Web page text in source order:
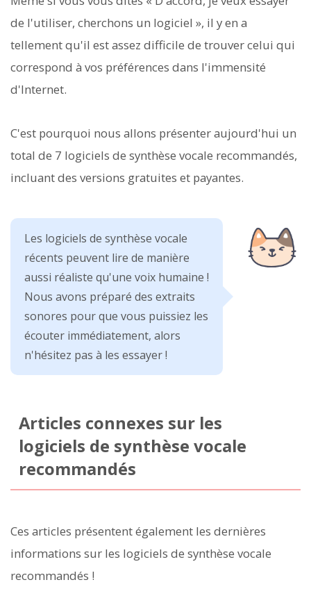
de l'utiliser, cherchons un logiciel », il y en a
tellement qu'il est assez difficile de trouver celui qui
correspond à vos préférences dans l'immensité
d'Internet.
C'est pourquoi nous allons présenter aujourd'hui un
total de 7 logiciels de synthèse vocale recommandés,
incluant des versions gratuites et payantes.
Les logiciels de synthèse vocale
récents peuvent lire de manière
aussi réaliste qu'une voix humaine !
Nous avons préparé des extraits
sonores pour que vous puissiez les
écouter immédiatement, alors
n'hésitez pas à les essayer !
Articles connexes sur les
logiciels de synthèse vocale
recommandés
Ces articles présentent également les dernières
informations sur les logiciels de synthèse vocale
recommandés !